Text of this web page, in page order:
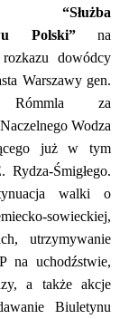
“Służba
Polski”na
dowódcy
Warszawy gen.
Rómmla za
Wodza
już w tym
Śmigłego.
walki o
sowieckiej,
utrzymywanie
na uchodźstwie,
a także akcje
Biuletynu